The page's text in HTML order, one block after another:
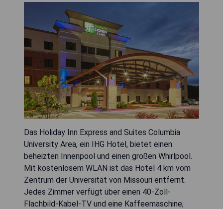
Das Holiday Inn Express and Suites Columbia
University Area, ein IHG Hotel, bietet einen
beheizten Innenpool und einen großen Whirlpool.
Mit kostenlosem WLAN ist das Hotel 4 km vom
Zentrum der Universität von Missouri entfernt.
Jedes Zimmer verfügt über einen 40-Zoll-
Flachbild-Kabel-TV und eine Kaffeemaschine;